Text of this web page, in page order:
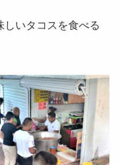
しいタコスを食べる